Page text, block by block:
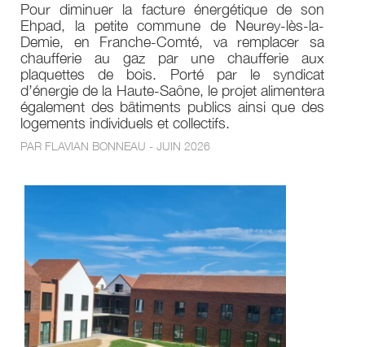
Pour diminuer la facture énergétique de son
Ehpad, la petite commune de Neurey-lès-la-
Demie, en Franche-Comté, va remplacer sa
chaufferie au gaz par une chaufferie aux
plaquettes de bois. Porté par le syndicat
d’énergie de la Haute-Saône, le projet alimentera
également des bâtiments publics ainsi que des
logements individuels et collectifs.
PAR FLAVIAN BONNEAU - JUIN 2026